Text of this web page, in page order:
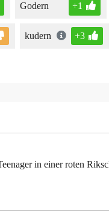
Godern +1
kudern +3
in einer roten